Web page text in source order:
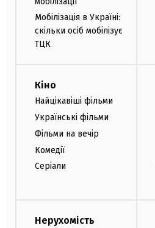
Мобілізація в Україні:
скільки осіб мобілізує
ТЦК
Кіно
Найцікавіші фільми
Українські фільми
Фільми на вечір
Комедії
Серіали
Нерухомість